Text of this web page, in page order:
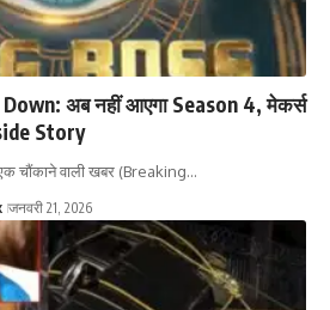
अब नहीं आएगा Season 4, मेकर्स
Story
चौंकाने वाली खबर (Breaking…
जनवरी 21, 2026